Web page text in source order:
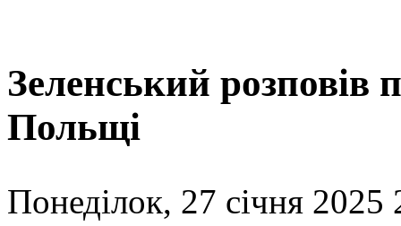
Зеленський розповів
Польщі
Понеділок, 27 січня